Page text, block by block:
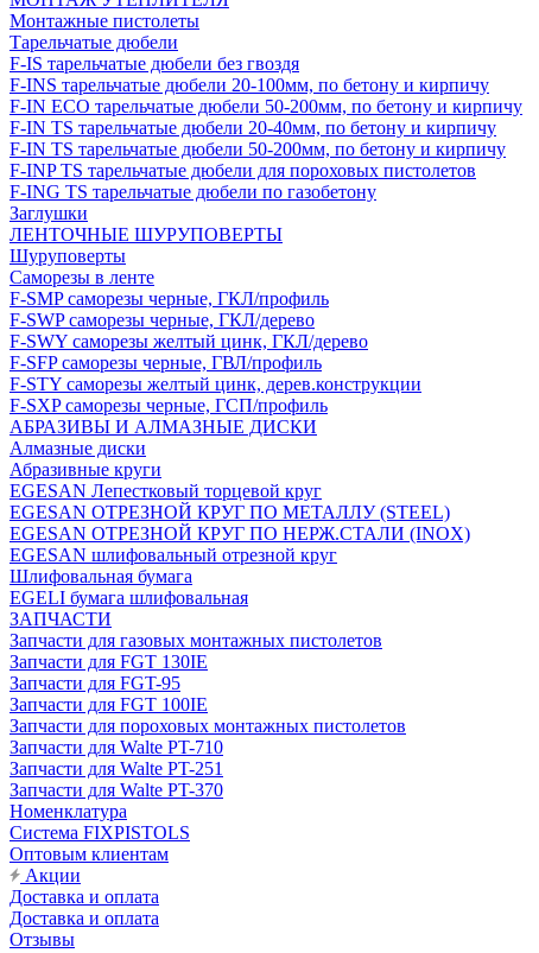
Монтажные пистолеты
Тарельчатые дюбели
F-IS тарельчатые дюбели без гвоздя
F-INS тарельчатые дюбели 20-100мм, по бетону и кирпичу
F-IN ECO тарельчатые дюбели 50-200мм, по бетону и кирпичу
F-IN TS тарельчатые дюбели 20-40мм, по бетону и кирпичу
F-IN TS тарельчатые дюбели 50-200мм, по бетону и кирпичу
F-INP TS тарельчатые дюбели для пороховых пистолетов
F-ING TS тарельчатые дюбели по газобетону
Заглушки
ЛЕНТОЧНЫЕ ШУРУПОВЕРТЫ
Шуруповерты
Саморезы в ленте
F-SMP саморезы черные, ГКЛ/профиль
F-SWP саморезы черные, ГКЛ/дерево
F-SWY саморезы желтый цинк, ГКЛ/дерево
F-SFP саморезы черные, ГВЛ/профиль
F-STY саморезы желтый цинк, дерев.конструкции
F-SXP саморезы черные, ГСП/профиль
АБРАЗИВЫ И АЛМАЗНЫЕ ДИСКИ
Алмазные диски
Абразивные круги
EGESAN Лепестковый торцевой круг
EGESAN ОТРЕЗНОЙ КРУГ ПО МЕТАЛЛУ (STEEL)
EGESAN ОТРЕЗНОЙ КРУГ ПО НЕРЖ.СТАЛИ (INOX)
EGESAN шлифовальный отрезной круг
Шлифовальная бумага
EGELI бумага шлифовальная
ЗАПЧАСТИ
Запчасти для газовых монтажных пистолетов
Запчасти для FGT 130IE
Запчасти для FGT-95
Запчасти для FGT 100IE
Запчасти для пороховых монтажных пистолетов
Запчасти для Walte PT-710
Запчасти для Walte PT-251
Запчасти для Walte PT-370
Номенклатура
Система FIXPISTOLS
Оптовым клиентам
Акции
Доставка и оплата
Доставка и оплата
Отзывы